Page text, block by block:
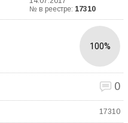
№ в реестре: 17310
100%
0
17310